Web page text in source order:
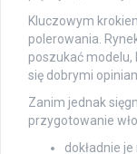
Kluczowym
polerowania.
poszukać modelu,
się dobrymi
Zanim jednak
przygotowanie
dokładnie